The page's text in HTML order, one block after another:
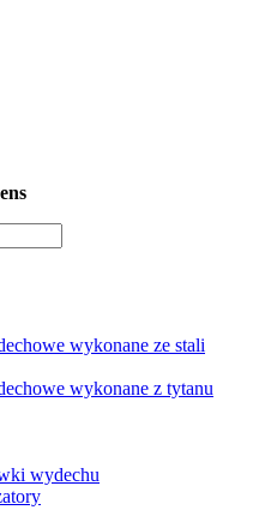
wykonane ze stali
wykonane z tytanu
wydechu